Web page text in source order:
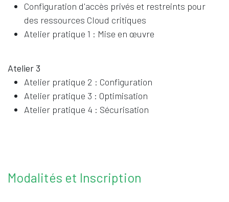
Configuration d'accès privés et restreints pour
des ressources Cloud critiques
Atelier pratique 1 : Mise en œuvre
Atelier 3
Atelier pratique 2 : Configuration
Atelier pratique 3 : Optimisation
Atelier pratique 4 : Sécurisation
Modalités et Inscription